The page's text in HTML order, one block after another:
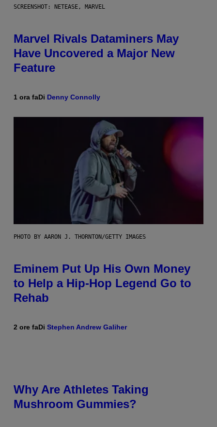
SCREENSHOT: NETEASE, MARVEL
Marvel Rivals Dataminers May
Have Uncovered a Major New
Feature
1 ora faDi Denny Connolly
PHOTO BY AARON J. THORNTON/GETTY IMAGES
Eminem Put Up His Own Money
to Help a Hip-Hop Legend Go to
Rehab
2 ore faDi Stephen Andrew Galiher
Why Are Athletes Taking
Mushroom Gummies?